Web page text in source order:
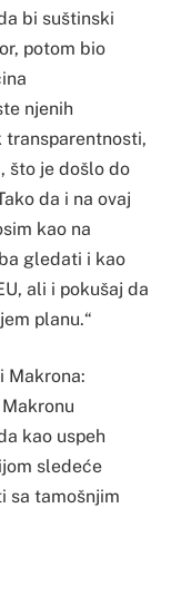
bi suštinski
potom bio
njenih
transparentnosti,
što je došlo do
da i na ovaj
kao na
gledati i kao
ali i pokušaj da
planu.“
Makrona:
kao uspeh
sledeće
sa tamošnjim